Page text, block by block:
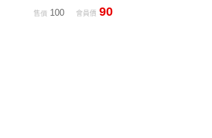
售價100 會員價 90